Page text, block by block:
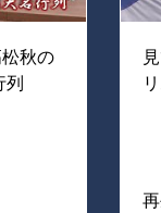
秋の
列